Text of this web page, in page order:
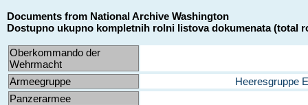
Documents from National Archive Washington
Dostupno ukupno kompletnih rolni listova dokumenata (total
Oberkommando der
Wehrmacht
Armeegruppe
Heeresgruppe E
Panzerarmee